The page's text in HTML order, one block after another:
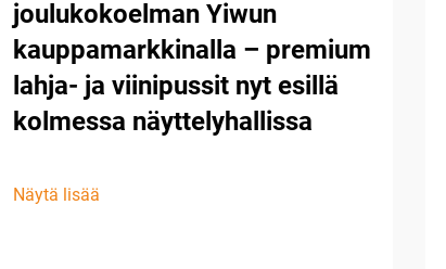
joulukokoelman Yiwun
kauppamarkkinalla – premium
lahja- ja viinipussit nyt esillä
kolmessa näyttelyhallissa
Näytä lisää